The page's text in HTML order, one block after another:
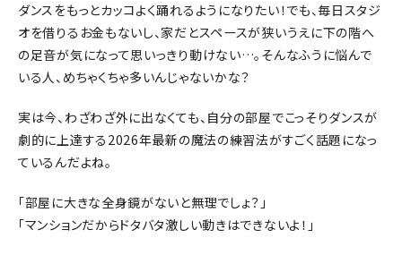
ダンスをもっとカッコよく踊れるようになりたい！でも、毎日スタジ
オを借りるお金もないし、家だとスペースが狭いうえに下の階へ
の足音が気になって思いっきり動けない…。そんなふうに悩んで
いる人、めちゃくちゃ多いんじゃないかな？
実は今、わざわざ外に出なくても、自分の部屋でこっそりダンスが
劇的に上達する2026年最新の魔法の練習法がすごく話題になっ
ているんだよね。
「部屋に大きな全身鏡がないと無理でしょ？」
「マンションだからドタバタ激しい動きはできないよ！」